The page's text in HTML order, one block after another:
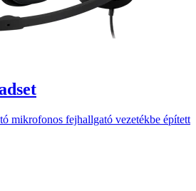
mikrofonos fejhallgató vezetékbe épített